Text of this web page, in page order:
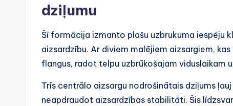
dziļumu
Šī formācija izmanto plašu uzbrukuma iespēju
aizsardzību. Ar diviem malējiem aizsargiem,
flangus, radot telpu uzbrūkošajam viduslaikam
Trīs centrālo aizsargu nodrošinātais dziļums
neapdraudot aizsardzības stabilitāti. Šis